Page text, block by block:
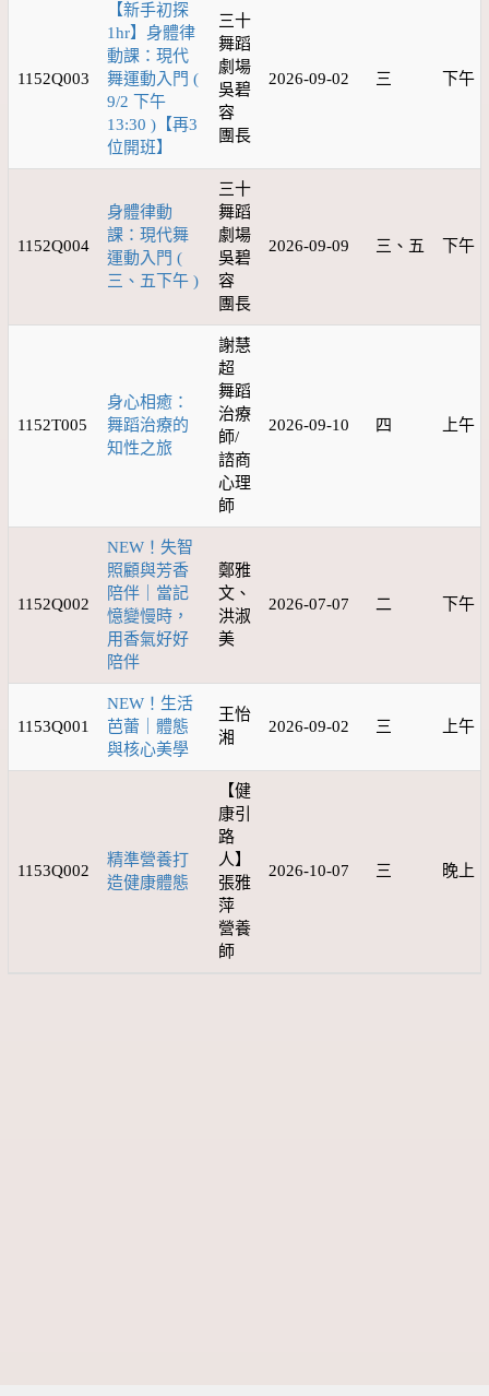
1152Q003
【新手初探
1hr】身體律
動課：現代
舞運動入門 (
9/2 下午
13:30 )【再3
位開班】
三十
舞蹈
劇場
吳碧
容
團長
2026-09-02 三 下午
1152Q004
身體律動
課：現代舞
運動入門 (
三、五下午 )
三十
舞蹈
劇場
吳碧
容
團長
2026-09-09 三、五 下午
1152T005
身心相癒：
舞蹈治療的
知性之旅
謝慧
超
舞蹈
治療
師/
諮商
心理
師
2026-09-10 四 上午
1152Q002
NEW！失智
照顧與芳香
陪伴｜當記
憶變慢時，
用香氣好好
陪伴
鄭雅
文、
洪淑
美
2026-07-07 二 下午
1153Q001
NEW！生活
芭蕾｜體態
與核心美學
王怡
湘
2026-09-02 三 上午
1153Q002
精準營養打
造健康體態
【健
康引
路
人】
張雅
萍
營養
師
2026-10-07 三 晚上